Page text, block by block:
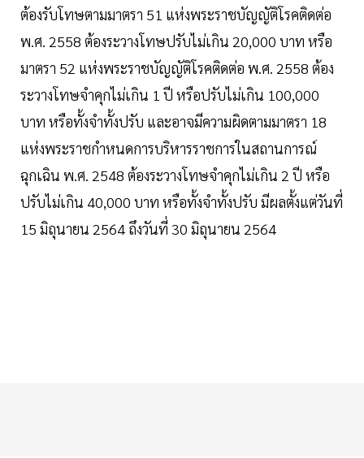
ต้องรับโทษตามมาตรา 51 แห่งพระราชบัญญัติโรคติดต่อ
พ.ศ. 2558 ต้องระวางโทษปรับไม่เกิน 20,000 บาท หรือ
มาตรา 52 แห่งพระราชบัญญัติโรคติดต่อ พ.ศ. 2558 ต้อง
ระวางโทษจำคุกไม่เกิน 1 ปี หรือปรับไม่เกิน 100,000
บาท หรือทั้งจำทั้งปรับ และอาจมีความผิดตามมาตรา 18
แห่งพระราชกำหนดการบริหารราชการในสถานการณ์
ฉุกเฉิน พ.ศ. 2548 ต้องระวางโทษจำคุกไม่เกิน 2 ปี หรือ
ปรับไม่เกิน 40,000 บาท หรือทั้งจำทั้งปรับ มีผลตั้งแต่วันที่
15 มิถุนายน 2564 ถึงวันที่ 30 มิถุนายน 2564